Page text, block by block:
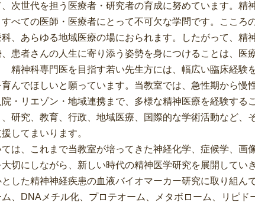
次世代を担う医療者・研究者の育成に努めています。精
べての医師・医療者にとって不可欠な学問です。こころ
、あらゆる地域医療の場におられます。したがって、精
、患者さんの人生に寄り添う姿勢を身につけることは、医
精神科専門医を目指す若い先生方には、幅広い臨床経験
んでほしいと願っています。当教室では、急性期から慢
・リエゾン・地域連携まで、多様な精神医療を経験する
研究、教育、行政、地域医療、国際的な学術活動など、
してまいります。
は、これまで当教室が培ってきた神経化学、症候学、画
切にしながら、新しい時代の精神医学研究を展開してい
した精神神経疾患の血液バイオマーカー研究に取り組ん
、DNAメチル化、プロテオーム、メタボローム、リピド